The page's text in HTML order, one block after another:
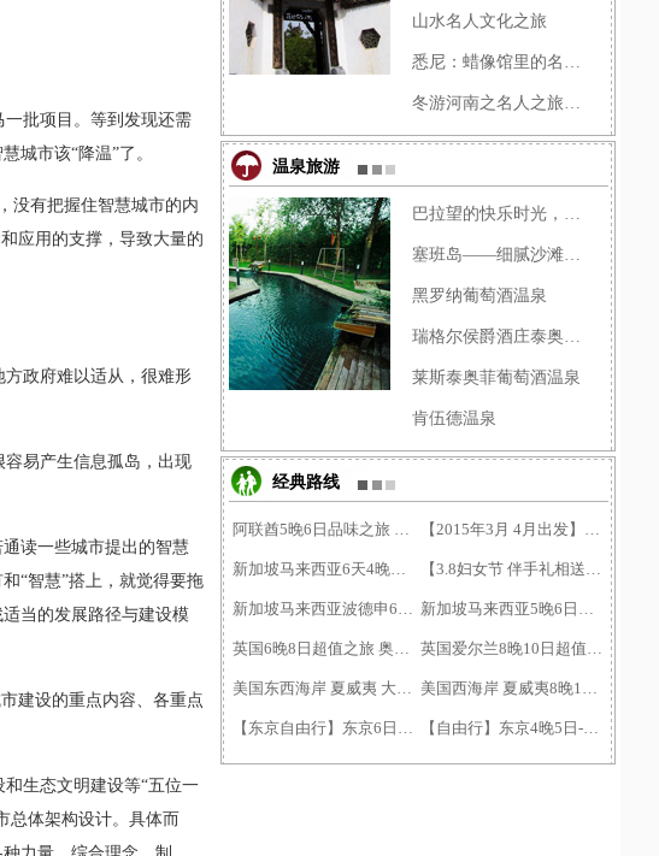
批项目。等到发现还需
城市该“降温”了。
没有把握住智慧城市的内
应用的支撑，导致大量的
政府难以适从，很难形
易产生信息孤岛，出现
读一些城市提出的智慧
“智慧”搭上，就觉得要拖
当的发展路径与建设模
建设的重点内容、各重点
生态文明建设等“五位一
总体架构设计。具体而
山水名人文化之旅
悉尼：蜡像馆里的名人之旅
冬游河南之名人之旅：追忆中�
温泉旅游
巴拉望的快乐时光，面朝大海
塞班岛――细腻沙滩上的浪漫�
黑罗纳葡萄酒温泉
瑞格尔侯爵酒庄泰奥菲水疗中�
莱斯泰奥菲葡萄酒温泉
肯伍德温泉
经典路线
阿联酋5晚6日品味之旅 阿航 【2015年3月 4月出发】沙巴�
新加坡马来西亚6天4晚游 成 【3.8妇女节 伴手礼相送】�
新加坡马来西亚波德申6天5� 新加坡马来西亚5晚6日游（�
英国6晚8日超值之旅 奥航 � 英国爱尔兰8晚10日超值之旅
美国东西海岸 夏威夷 大瀑� 美国西海岸 夏威夷8晚10日�
【东京自由行】东京6日自� 【自由行】东京4晚5日-机票